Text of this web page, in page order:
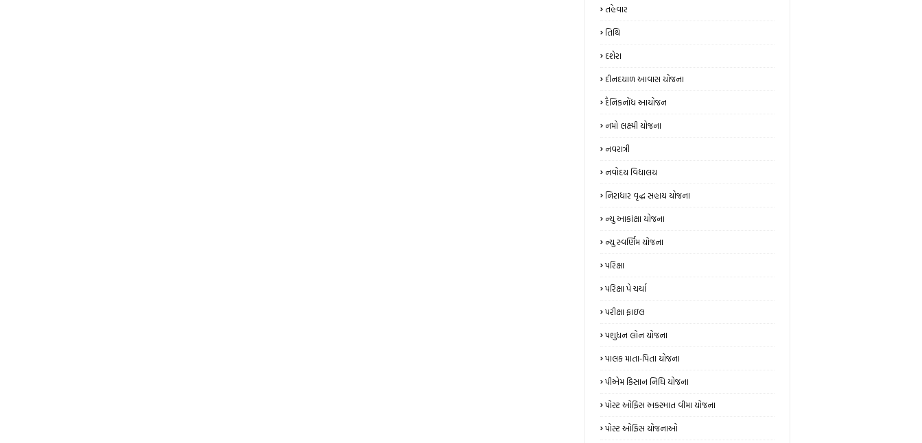
તહેવાર
તિથિ
દશેરા
દીનદયાળ આવાસ યોજના
દૈનિકનોંધ આયોજન
નમો લક્ષ્મી યોજના
નવરાત્રી
નવોદય વિદ્યાલય
નિરાધાર વૃદ્ધ સહાય યોજના
ન્‍યુ આકાંક્ષા યોજના
ન્યુ સ્‍વર્ણિમ યોજના
પરિક્ષા
પરિક્ષા પે ચર્ચા
પરીક્ષા ફાઇલ
પશુધન લોન યોજના
પાલક માતા-પિતા યોજના
પીએમ કિસાન નિધિ યોજના
પોસ્ટ ઓફિસ અકસ્માત વીમા યોજના
પોસ્ટ ઓફિસ યોજનાઓ